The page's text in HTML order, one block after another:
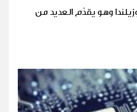
وهو يقدّم العديد من